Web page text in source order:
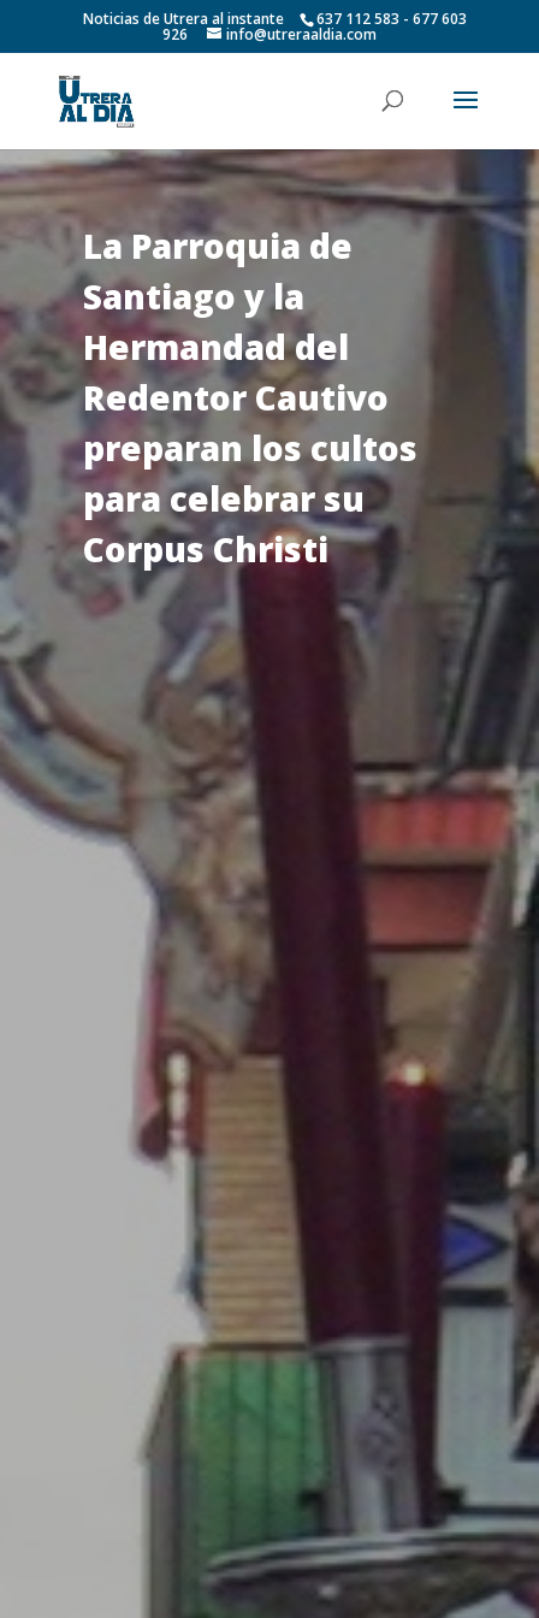
Noticias de Utrera al instante 637 112 583 - 677 603
926 info@utreraaldia.com
La Parroquia de
Santiago y la
Hermandad del
Redentor Cautivo
preparan los cultos
para celebrar su
Corpus Christi